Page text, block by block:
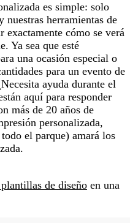
es simple: solo
nuestras herramientas de
cómo se verá
Ya sea que esté
una ocasión especial o
para un evento de
ayuda durante el
aquí para responder
más de 20 años de
personalizada,
el parque) amará los
de diseño en una